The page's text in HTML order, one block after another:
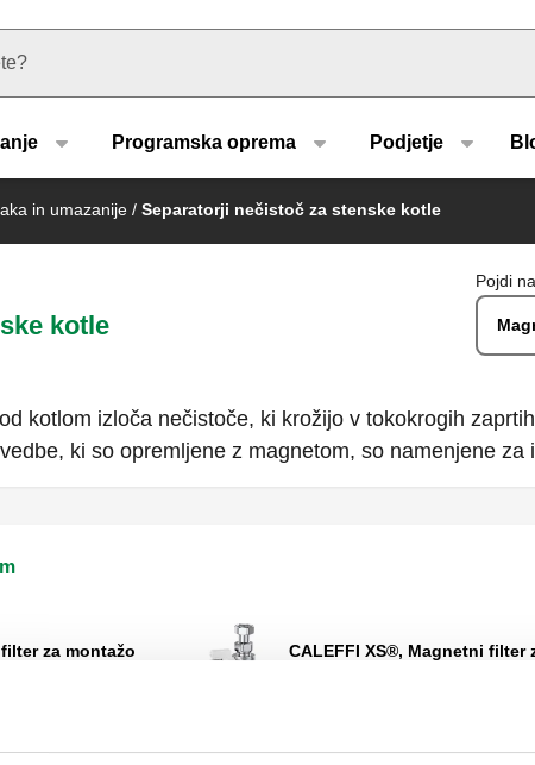
Programska oprema Podjetje
in umazanije / Separatorji nečistoč za stenske kotle
kotle
Pojdi na
kotlom izloča nečistoče, ki krožijo v tokokrogih
ki so opremljene z magnetom, so namenjene za
za montažo
CALEFFI XS®, Magnetni filter